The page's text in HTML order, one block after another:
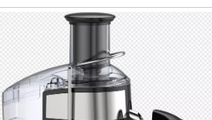
PULSO FUNÇÃO MULTI FUNÇÃO
Processador de alimentos